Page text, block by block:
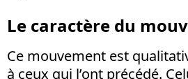
Le caractère du
Ce mouvement est
à ceux qui l’ont précédé.